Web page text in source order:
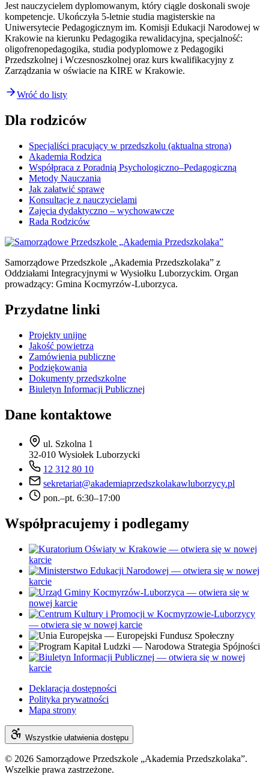
Jest nauczycielem dyplomowanym, który ciągle doskonali swoje
kompetencje. Ukończyła 5-letnie studia magisterskie na
Uniwersytecie Pedagogicznym im. Komisji Edukacji Narodowej w
Krakowie na kierunku Pedagogika rewalidacyjna, specjalność:
oligofrenopedagogika, studia podyplomowe z Pedagogiki
Przedszkolnej i Wczesnoszkolnej oraz kurs kwalifikacyjny z
Zarządzania w oświacie na KIRE w Krakowie.
Wróć do listy
Dla rodziców
Specjaliści pracujący w przedszkolu (aktualna strona)
Akademia Rodzica
Współpraca z Poradnią Psychologiczno–Pedagogiczną
Metody Nauczania
Jak załatwić sprawę
Konsultacje z nauczycielami
Zajęcia dydaktyczno – wychowawcze
Rada Rodziców
Samorządowe Przedszkole „Akademia Przedszkolaka” z
Oddziałami Integracyjnymi w Wysiołku Luborzyckim. Organ
prowadzący: Gmina Kocmyrzów-Luborzyca.
Przydatne linki
Projekty unijne
Jakość powietrza
Zamówienia publiczne
Podziękowania
Dokumenty przedszkolne
Biuletyn Informacji Publicznej
Dane kontaktowe
ul. Szkolna 1
32-010 Wysiołek Luborzycki
12 312 80 10
sekretariat@akademiaprzedszkolakawluborzycy.pl
pon.–pt. 6:30–17:00
Współpracujemy i podlegamy
— otwiera się w nowej
karcie
— otwiera się w nowej
karcie
— otwiera się w
nowej karcie
— otwiera się w nowej karcie
— otwiera się w nowej
karcie
Deklaracja dostępności
Polityka prywatności
Mapa strony
Wszystkie ułatwienia dostępu
© 2026 Samorządowe Przedszkole „Akademia Przedszkolaka”.
Wszelkie prawa zastrzeżone.